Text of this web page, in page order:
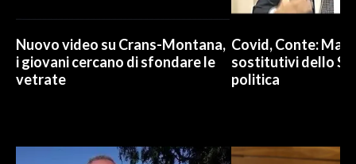
Nuovo video su Crans-Montana,
i giovani cercano di sfondare le
vetrate
Covid, Conte: Mai
sostitutivi dello
politica